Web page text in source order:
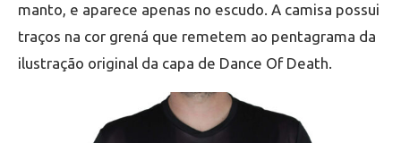
manto, e aparece apenas no escudo. A camisa possui
traços na cor grená que remetem ao pentagrama da
ilustração original da capa de Dance Of Death.